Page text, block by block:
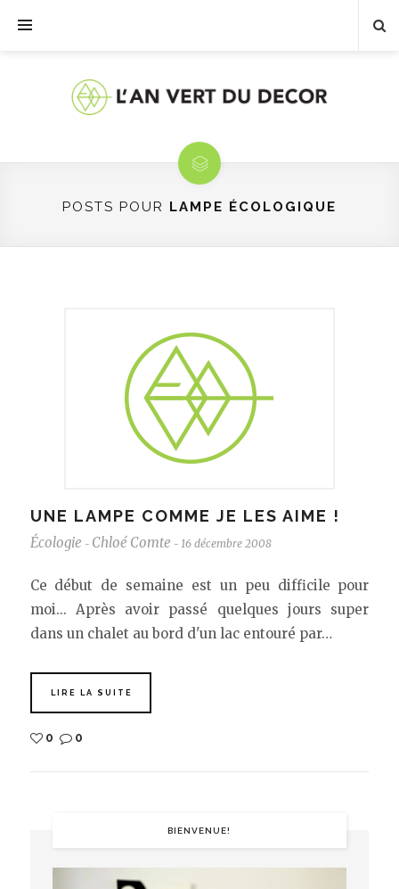
POSTS POUR LAMPE ÉCOLOGIQUE
UNE LAMPE COMME JE LES AIME !
Écologie - Chloé Comte - 16 décembre 2008
Ce début de semaine est un peu difficile pour
moi... Après avoir passé quelques jours super
dans un chalet au bord d'un lac entouré par…
LIRE LA SUITE
0 0
BIENVENUE!